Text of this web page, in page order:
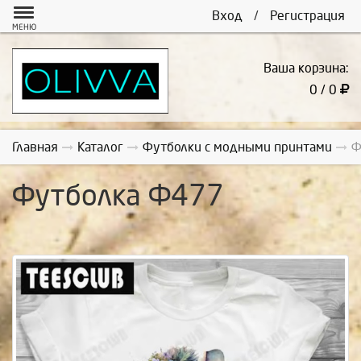
Вход / Регистрация
МЕНЮ
Ваша корзина:
0 / 0
Главная Каталог Футболки с модными принтами
Футболка Ф477